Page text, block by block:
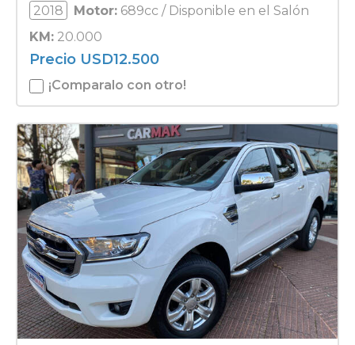
2018 Motor: 689cc / Disponible en el Salón
KM: 20.000
Precio USD12.500
¡Comparalo con otro!